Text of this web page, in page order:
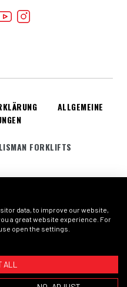
ALLGEMEINE
FORKLIFTS
data, to improve our website,
a great website experience. For
open the settings.
ALL